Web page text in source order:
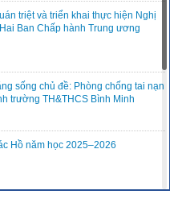
triệt và triển khai thực hiện Nghị
Ban Chấp hành Trung ương
sống chủ đề: Phòng chống tai nạn
trường TH&THCS Bình Minh
Hồ năm học 2025–2026
CÓ HOÀN CẢNH KHÓ KHĂN